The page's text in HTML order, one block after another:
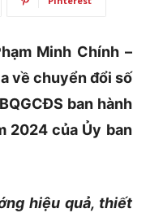
Minh Chính –
về chuyển đổi số
ban hành
2024 của Ủy ban
hiệu quả, thiết